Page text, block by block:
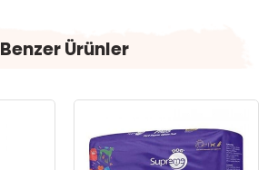
Benzer Ürünler